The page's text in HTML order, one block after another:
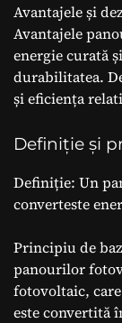
Avantajele și
Avantajele
energie curată
durabilitatea.
și eficiența
Definiție și
Definiție: Un
converteste
Principiu de
panourilor
fotovoltaic,
este convertită